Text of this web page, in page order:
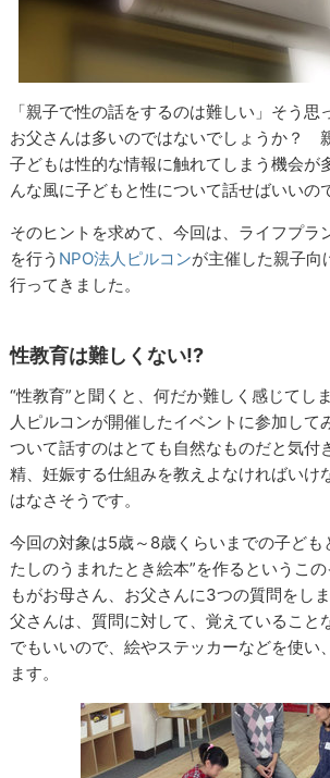
「親子で性の話をするのは難しい」そう思
お父さんは多いのではないでしょうか？
子どもは性的な情報に触れてしまう機会が
んな風に子どもと性について話せばいいの
そのヒントを求めて、今回は、ライフプラ
を行う NPO法人ピルコンが主催した親子向
行ってきました。
性教育は難しくない!?
“性教育”と聞くと、何だか難しく感じてし
人ピルコンが開催したイベントに参加して
ついて話すのはとても自然なものだと気付
精、妊娠する仕組みを教えよなければいけ
はなさそうです。
今回の対象は5歳～8歳くらいまでの子ども
たしのうまれたとき絵本”を作るというこ
もがお母さん、お父さんに3つの質問をし
父さんは、質問に対して、覚えていること
でもいいので、絵やステッカーなどを使い
ます。